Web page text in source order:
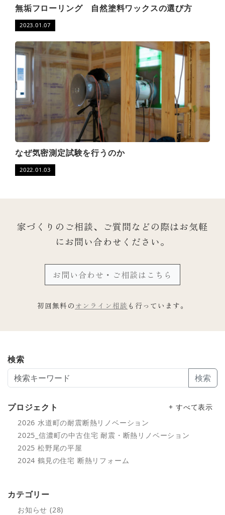
無垢フローリング 自然塗料ワックスの選び方
2023.01.07
なぜ気密測定試験を行うのか
2022.01.03
家づくりのご相談、ご質問などの際はお気軽
にお問い合わせください。
お問い合わせ・ご相談はこちら
初回無料の オンライン相談 も行っています。
検索
検索
プロジェクト
+ すべて表示
2026 水道町の耐震断熱リノベーション
2025_信濃町の中古住宅 耐震・断熱リノベーション
2025 松野尾の平屋
2024 鶴見の住宅 断熱リフォーム
カテゴリー
お知らせ (28)